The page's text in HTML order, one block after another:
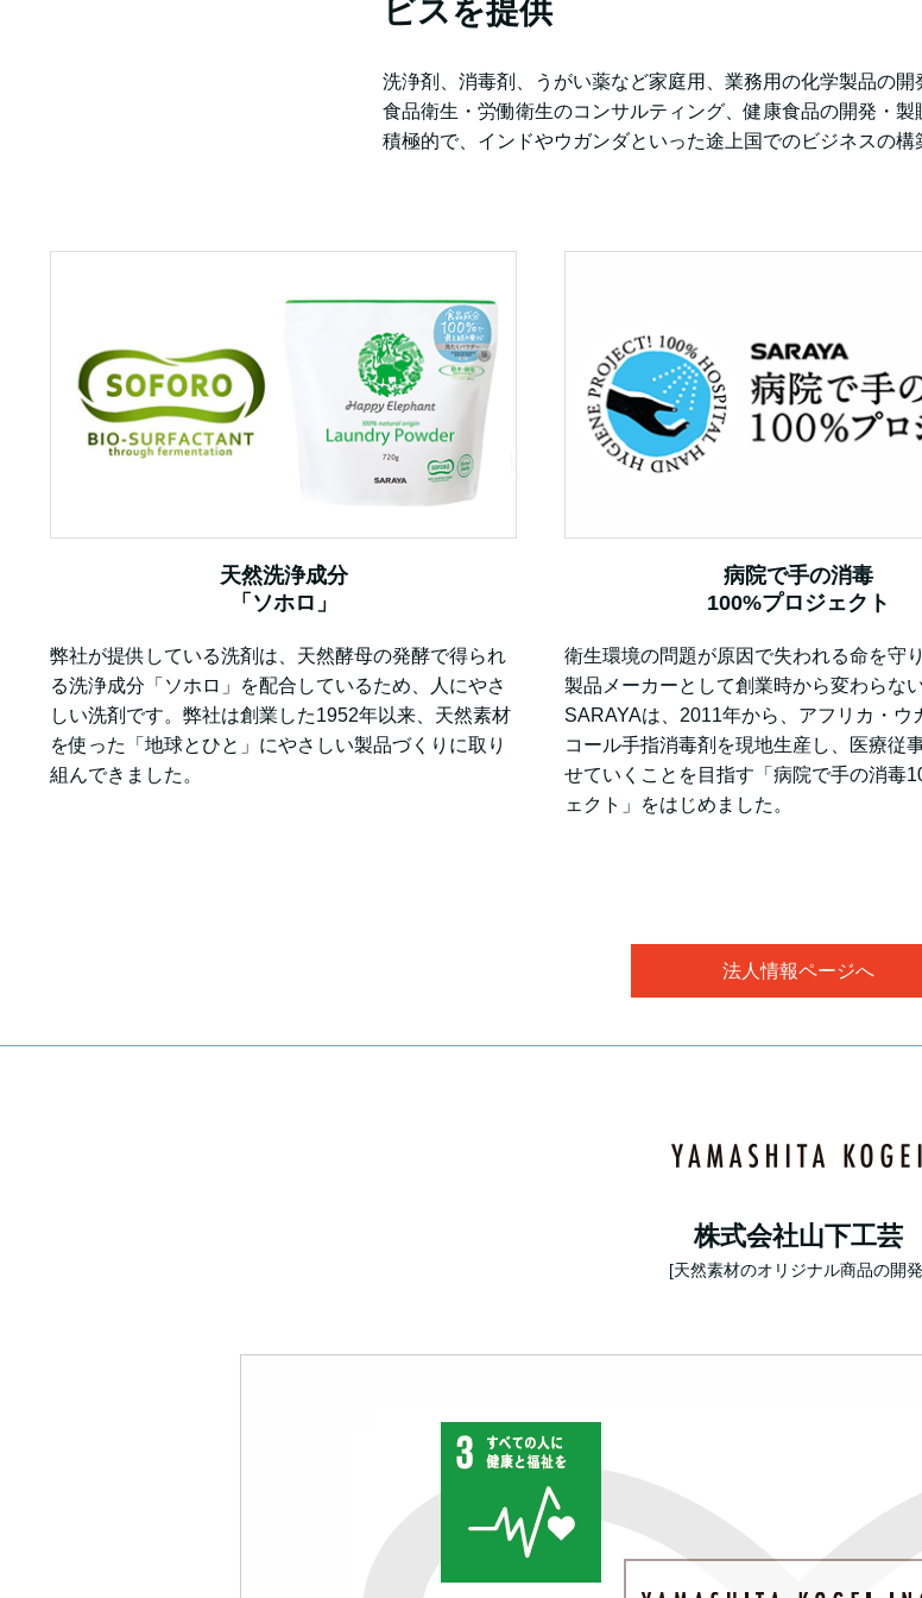
ビスを提供
洗浄剤、消毒剤、うがい薬など家庭用、業務用の化学製品の開
食品衛生・労働衛生のコンサルティング、健康食品の開発・
積極的で、インドやウガンダといった途上国でのビジネスの構
天然洗浄成分
「ソホロ」
弊社が提供している洗剤は、天然酵母の発酵で得られ
る洗浄成分「ソホロ」を配合しているため、人にやさ
しい洗剤です。弊社は創業した1952年以来、天然素材
を使った「地球とひと」にやさしい製品づくりに取り
組んできました。
病院で手の消毒
100%プロジェクト
衛生環境の問題が原因で失われる命を守
製品メーカーとして創業時から変わらな
SARAYAは、2011年から、アフリカ・ウ
コール手指消毒剤を現地生産し、医療従
せていくことを目指す「病院で手の消毒
ェクト」をはじめました。
法人情報ページへ
株式会社山下工芸
[天然素材のオリジナル商品の開